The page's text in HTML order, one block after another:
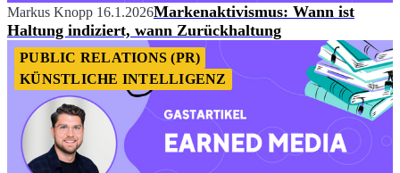
Markus Knopp 16.1.2026Markenaktivismus: Wann ist
Haltung indiziert, wann Zurückhaltung
PUBLIC RELATIONS (PR)
KÜNSTLICHE INTELLIGENZ